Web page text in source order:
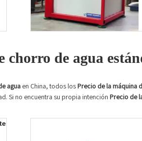
chorro de agua
agua en China, todos los Precio de la máquina
Si no encuentra su propia intención Precio de